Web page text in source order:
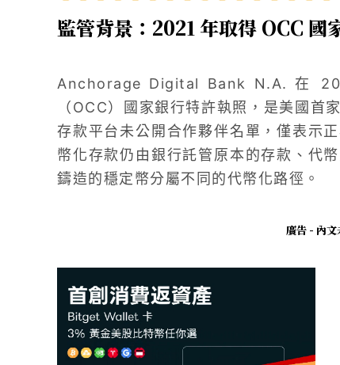
監管背景：2021 年取得 OCC 國
Anchorage Digital Bank N.A. 在
（OCC）國家銀行特許執照，是美國首
存款平台未公開合作夥伴名單，僅表示
幣化存款仍由銀行託管原本的存款、代
鑄造的穩定幣分屬不同的代幣化路徑。
廣告 - 內文